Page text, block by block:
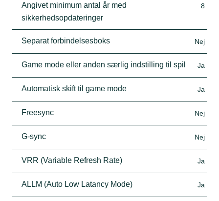
Angivet minimum antal år med
sikkerhedsopdateringer
8
Separat forbindelsesboks Nej
Game mode eller anden særlig indstilling til spil Ja
Automatisk skift til game mode Ja
Freesync Nej
G-sync Nej
VRR (Variable Refresh Rate) Ja
ALLM (Auto Low Latancy Mode) Ja